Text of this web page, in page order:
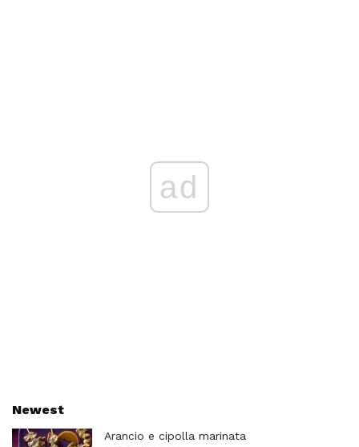
ad
Newest
Arancio e cipolla marinata